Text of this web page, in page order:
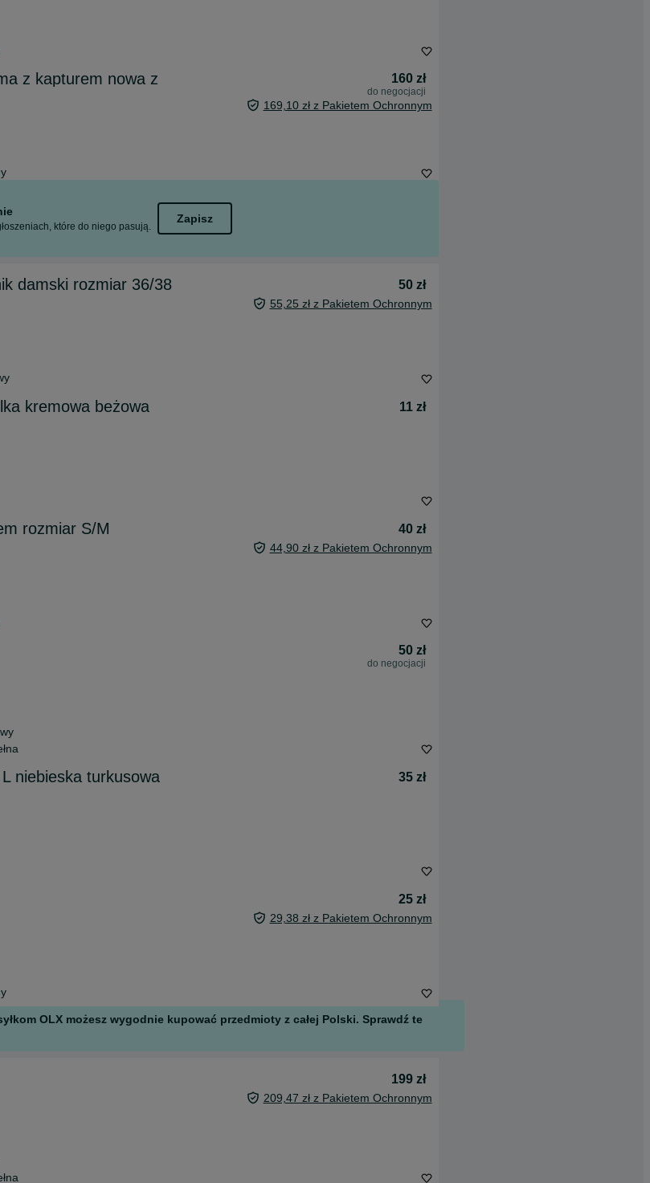
z kapturem nowa z 160 zł
do negocjacji
169,10 zł z Pakietem Ochronnym
które do niego pasują.
Zapisz
damski rozmiar 36/38
50 zł
55,25 zł z Pakietem Ochronnym
kremowa beżowa
11 zł
rozmiar S/M
40 zł
44,90 zł z Pakietem Ochronnym
50 zł
do negocjacji
niebieska turkusowa
35 zł
25 zł
29,38 zł z Pakietem Ochronnym
OLX możesz wygodnie kupować przedmioty z całej Polski. Sprawdź te
199 zł
209,47 zł z Pakietem Ochronnym